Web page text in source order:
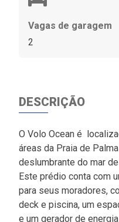
Vagas de garagem
2
DESCRIÇÃO
O Volo Ocean é
áreas da Praia de
deslumbrante do mar
Este prédio conta com
para seus moradores,
deck e piscina, um
e um gerador de